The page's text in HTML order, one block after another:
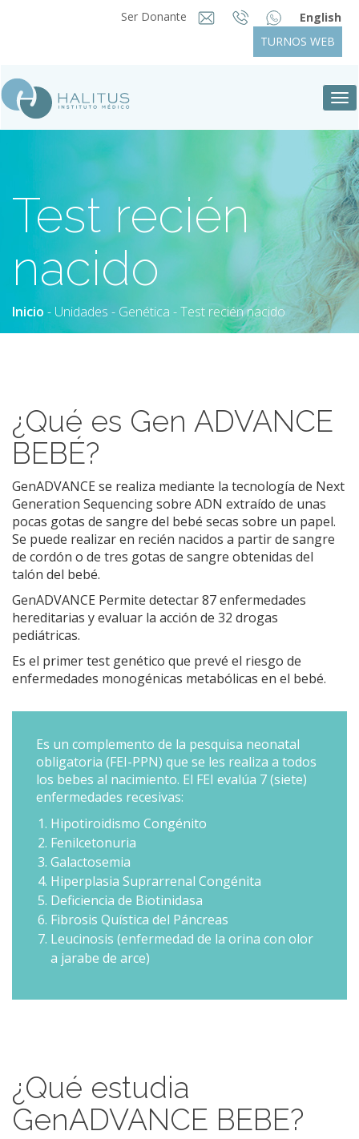
Ser Donante
English
TURNOS WEB
Test recién
nacido
Inicio - Unidades - Genética - Test recién nacido
¿Qué es Gen ADVANCE
BEBÉ?
GenADVANCE se realiza mediante la tecnología de Next
Generation Sequencing sobre ADN extraído de unas
pocas gotas de sangre del bebé secas sobre un papel.
Se puede realizar en recién nacidos a partir de sangre
de cordón o de tres gotas de sangre obtenidas del
talón del bebé.
GenADVANCE Permite detectar 87 enfermedades
hereditarias y evaluar la acción de 32 drogas
pediátricas.
Es el primer test genético que prevé el riesgo de
enfermedades monogénicas metabólicas en el bebé.
Es un complemento de la pesquisa neonatal
obligatoria (FEI-PPN) que se les realiza a todos
los bebes al nacimiento. El FEI evalúa 7 (siete)
enfermedades recesivas:
Hipotiroidismo Congénito
Fenilcetonuria
Galactosemia
Hiperplasia Suprarrenal Congénita
Deficiencia de Biotinidasa
Fibrosis Quística del Páncreas
Leucinosis (enfermedad de la orina con olor
a jarabe de arce)
¿Qué estudia
GenADVANCE BEBE?